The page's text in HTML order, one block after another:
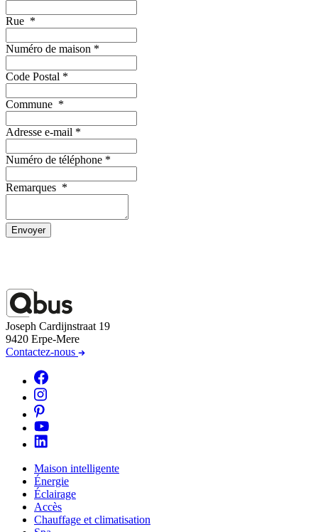
Rue *
Numéro de maison *
Code Postal *
Commune *
Adresse e-mail *
Numéro de téléphone *
Remarques *
Envoyer
Joseph Cardijnstraat 19
9420 Erpe-Mere
Contactez-nous
Maison intelligente
Énergie
Éclairage
Accès
Chauffage et climatisation